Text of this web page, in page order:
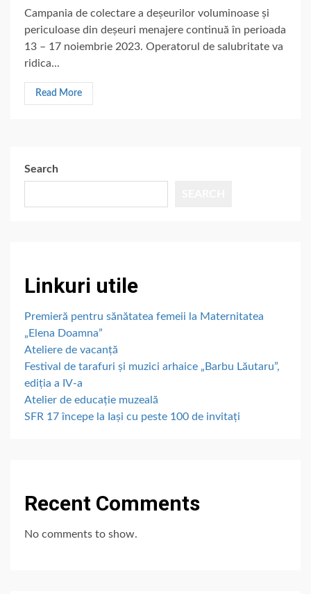
Campania de colectare a deșeurilor voluminoase și
periculoase din deșeuri menajere continuă în perioada
13 – 17 noiembrie 2023. Operatorul de salubritate va
ridica...
Read More
Search
Linkuri utile
Premieră pentru sănătatea femeii la Maternitatea
„Elena Doamna”
Ateliere de vacanță
Festival de tarafuri și muzici arhaice „Barbu Lăutaru”,
ediția a IV-a
Atelier de educație muzeală
SFR 17 începe la Iași cu peste 100 de invitați
Recent Comments
No comments to show.